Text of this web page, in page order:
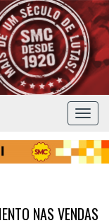
MENU
NAS VENDAS